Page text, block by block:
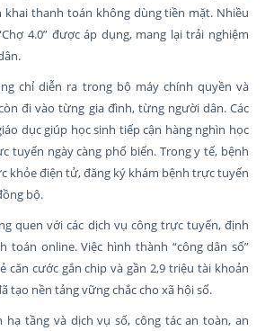
thanh toán không dùng tiền mặt. Nhiều
4.0” được áp dụng, mang lại trải nghiệm
chỉ diễn ra trong bộ máy chính quyền và
đi vào từng gia đình, từng người dân. Các
dục giúp học sinh tiếp cận hàng nghìn học
tuyến ngày càng phổ biến. Trong y tế, bệnh
khỏe điện tử, đăng ký khám bệnh trực tuyến
bộ.
quen với các dịch vụ công trực tuyến, định
toán online. Việc hình thành “công dân số”
căn cước gắn chip và gần 2,9 triệu tài khoản
tạo nền tảng vững chắc cho xã hội số.
hạ tầng và dịch vụ số, công tác an toàn, an